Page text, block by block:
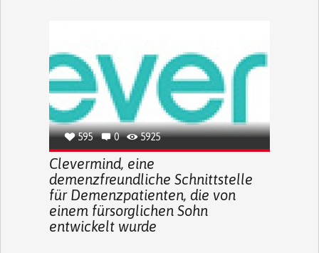
595 0 5925
Clevermind, eine
demenzfreundliche Schnittstelle
für Demenzpatienten, die von
einem fürsorglichen Sohn
entwickelt wurde